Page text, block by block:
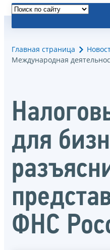
Главная страница
Международная
для
ФНС